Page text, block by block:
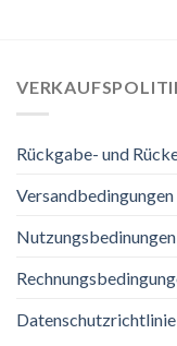
Rückgabe- und
Versandbedingungen
Nutzungsbedinungen
Datenschutzrichtlinie